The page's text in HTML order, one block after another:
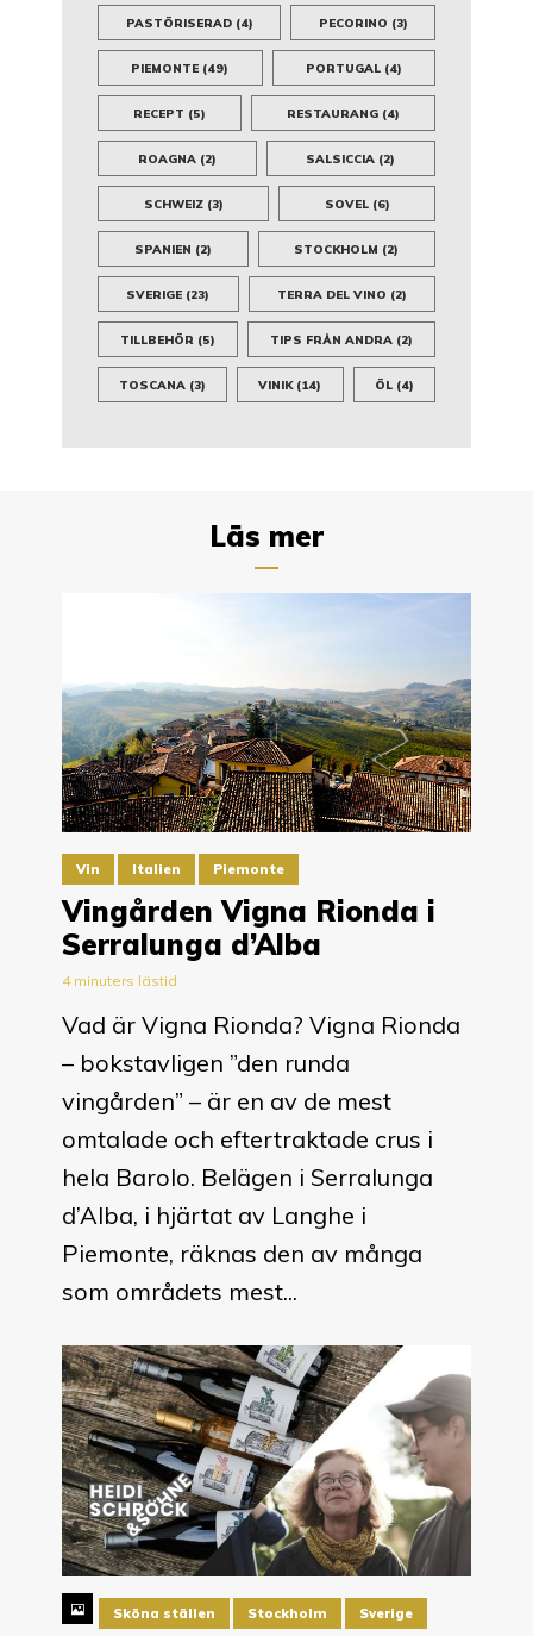
PASTÖRISERAD(4) PECORINO (3)
PIEMONTE (49) PORTUGAL(4)
RECEPT (5) RESTAURANG (4)
ROAGNA(2) SALSICCIA (2)
SCHWEIZ(3) SOVEL(6)
SPANIEN (2) STOCKHOLM (2)
SVERIGE (23) TERRA DEL VINO (2)
TILLBEHÖR (5) TIPS FRÅN ANDRA (2)
TOSCANA (3) VINIK(14) ÖL(4)
Läs mer
Vin Italien Piemonte
Vingården Vigna Rionda i
Serralunga d’Alba
4 minuters lästid
Vad är Vigna Rionda? Vigna Rionda
– bokstavligen ”den runda
vingården” – är en av de mest
omtalade och eftertraktade crus i
hela Barolo. Belägen i Serralunga
d’Alba, i hjärtat av Langhe i
Piemonte, räknas den av många
som områdets mest...
Sköna ställen Stockholm Sverige